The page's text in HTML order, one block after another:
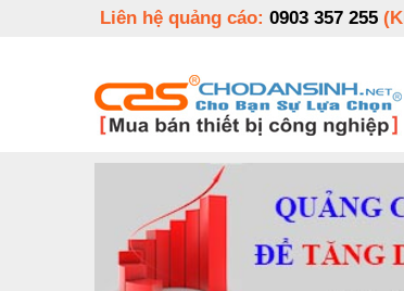
Liên hệ quảng cáo: 0903 357 255